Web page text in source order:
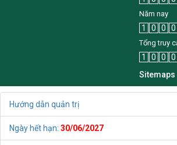
1 0 0 0
Năm nay
1 0 0 0
Tổng truy
1 0 0 0
Sitemaps
Hướng dẫn quản trị
Ngày hết hạn: